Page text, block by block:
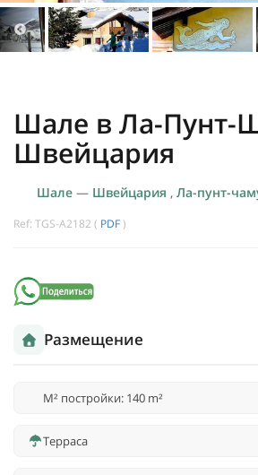
Шале в Ла-
Швейцария
Шале — Швейцария , Ла-пунт-
Ref: TGS-A2182 ( PDF )
Размещение
M² постройки: 140 m²
Терраса